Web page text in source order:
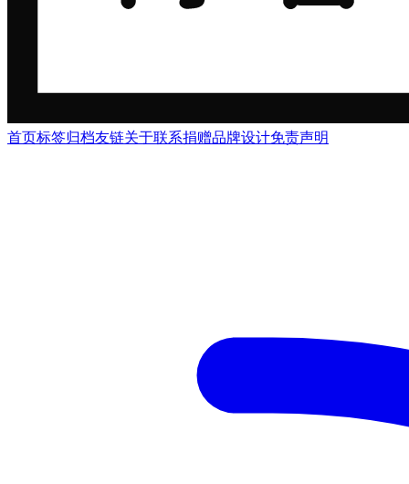
首页标签归档友链关于联系捐赠品牌设计免责声明